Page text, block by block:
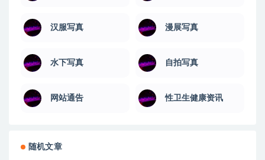
汉服写真 漫展写真
水下写真 自拍写真
网站通告 性卫生健康资讯
随机文章